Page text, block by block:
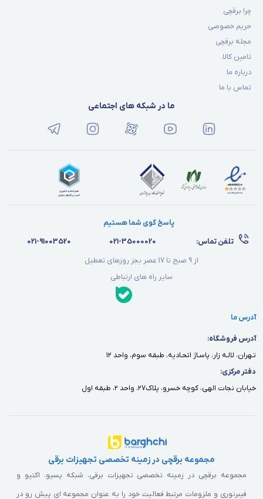
چرا برقچی
حریم خصوصی
مجله برقچی
تامین کالا
درباره ما
تماس با ما
ما در شبکه های اجتماعی
پاسخ گوی شما هستیم
تلفن تماس:
021-35000020
021-91003520
از 9 صبح تا 17 عصر بجز روزهای تعطیل
سایر راه های ارتباطی
آدرس ما
آدرس فروشگاه:
تـهران، لالـه زار، پاسـاژ اتحـاديه، طبقه سوم، واحد ١٢
دفتر مركزى:
خيابان نجات الهى، كوچه خسرو، پلاك٢٧، واحد ٢، طبقه اول
مجموعه برقچی در زمینه تخصصی تجهیزات برقی
مجموعه برقچی در زمینه تخصصی تجهیزات برقی، شبکه پسیو، اکتیو و
فیبرنوری و ملزومات مرتبط فعالیت خود را به عنوان مجموعه ای پیش رو در